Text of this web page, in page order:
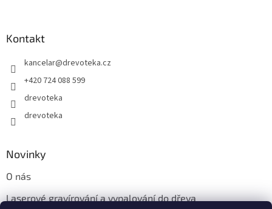
Kontakt
kancelar@drevoteka.cz
+420 724 088 599
drevoteka
drevoteka
Novinky
O nás
Laserové gravírování a vypalování do dřeva